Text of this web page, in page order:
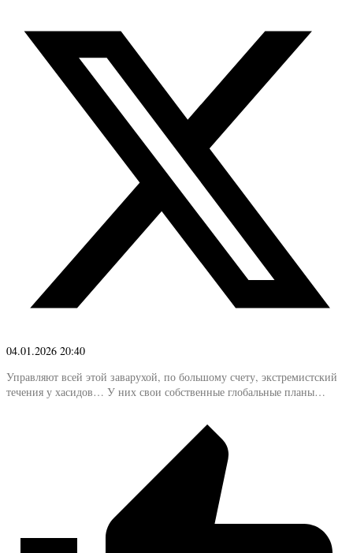
04.01.2026 20:40
Управляют всей этой заварухой, по большому счету, экстремистский
течения у хасидов… У них свои собственные глобальные планы…